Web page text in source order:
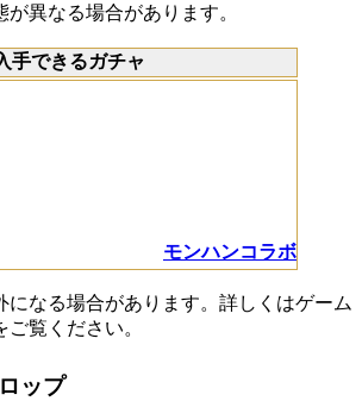
異なる場合があります。
手できるガチャ
モンハンコラボ
なる場合があります。詳しくはゲーム
覧ください。
ップ